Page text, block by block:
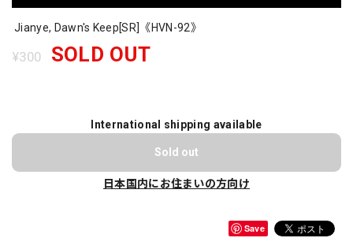
Jianye, Dawn's Keep[SR]《HVN-92》
¥300 SOLD OUT
International shipping available
Sold out
日本国内にお住まいの方向け
Save